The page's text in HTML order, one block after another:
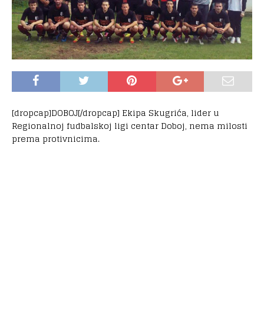
[dropcap]DOBOJ[/dropcap] Ekipa Skugrića, lider u
Regionalnoj fudbalskoj ligi centar Doboj, nema milosti
prema protivnicima.